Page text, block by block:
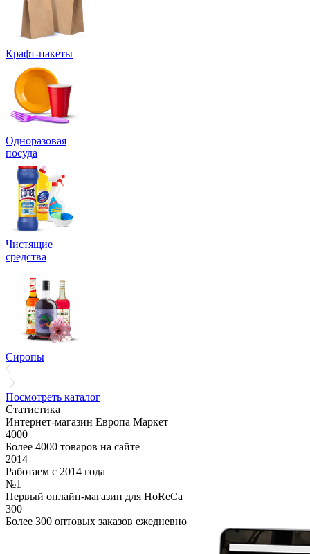
Крафт-пакеты
Одноразовая
посуда
Чистящие
средства
Сиропы
Посмотреть каталог
Статистика
Интернет-магазин Европа Маркет
4000
Более 4000 товаров на сайте
2014
Работаем с 2014 года
№1
Первый онлайн-магазин для HoReCa
300
Более 300 оптовых заказов ежедневно